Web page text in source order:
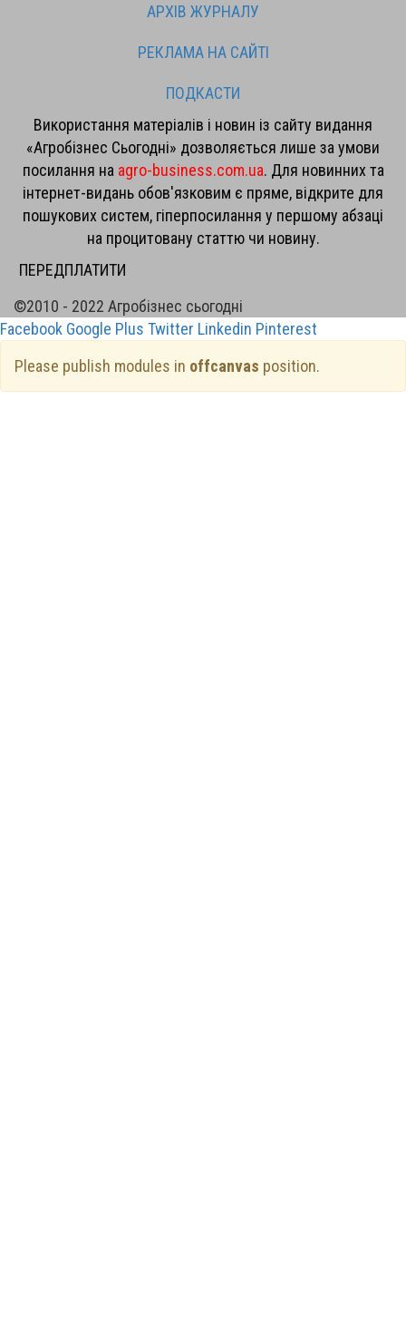
АРХІВ ЖУРНАЛУ
РЕКЛАМА НА САЙТІ
ПОДКАСТИ
Використання матеріалів і новин із сайту видання
«Агробізнес Сьогодні» дозволяється лише за умови
посилання на agro-business.com.ua. Для новинних та
інтернет-видань обов'язковим є пряме, відкрите для
пошукових систем, гіперпосилання у першому абзаці
на процитовану статтю чи новину.
ПЕРЕДПЛАТИТИ
©2010 - 2022 Агробізнес сьогодні
Facebook Google Plus Twitter Linkedin Pinterest
Please publish modules in offcanvas position.